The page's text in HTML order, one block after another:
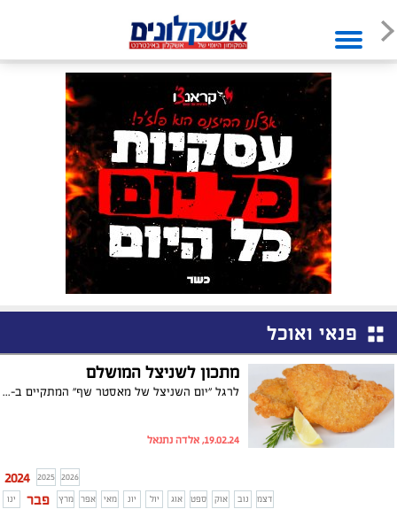
פנאי ואוכל
מתכון לשניצל המושלם
לרגל "יום השניצל של מאסטר שף" המתקיים ב-23.2, המותג הקולינרי חולק, מתכון לשניצל המושלם, עם 3 צורות הגשה שונות.
19.02.24, אלדה נתנאל
2024 2025 2026
ינו
פבר מרץ אפר מאי יונ יול אוג ספט אוק נוב
דצמ